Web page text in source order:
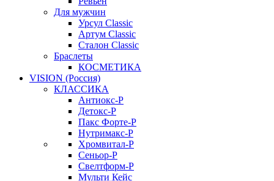
Для мужчин
Урсул Classic
Артум Classic
Сталон Classic
Браслеты
КОСМЕТИКА
VISION (Россия)
КЛАССИКА
Антиокс-Р
Детокс-Р
Пакс Форте-Р
Нутримакс-Р
Хромвитал-Р
Сеньор-Р
Свелтформ-Р
Мульти Кейс